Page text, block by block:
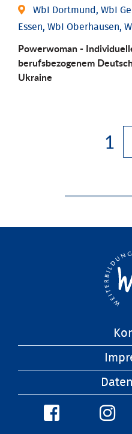
WbI Dortmund, WbI
Essen, WbI Oberhausen,
Powerwoman -
berufsbezogenem
Ukraine
1